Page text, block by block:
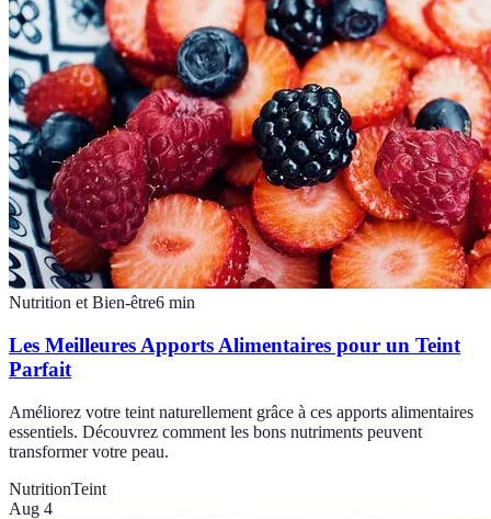
Nutrition et Bien-être6 min
Les Meilleures Apports Alimentaires pour un Teint
Parfait
Améliorez votre teint naturellement grâce à ces apports alimentaires
essentiels. Découvrez comment les bons nutriments peuvent
transformer votre peau.
NutritionTeint
Aug 4